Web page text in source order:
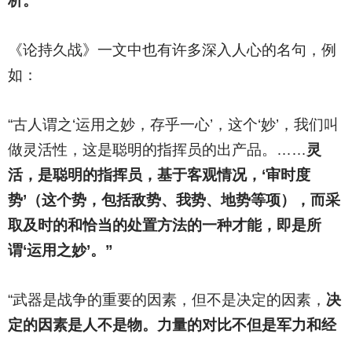
《论持久战》一文中也有许多深入人心的名句，例
如：
“古人谓之‘运用之妙，存乎一心’，这个‘妙’，我们叫
做灵活性，这是聪明的指挥员的出产品。……灵
活，是聪明的指挥员，基于客观情况，‘审时度
势’（这个势，包括敌势、我势、地势等项），而采
取及时的和恰当的处置方法的一种才能，即是所
谓‘运用之妙’。”
“武器是战争的重要的因素，但不是决定的因素， 决
定的因素是人不是物。力量的对比不但是军力和经